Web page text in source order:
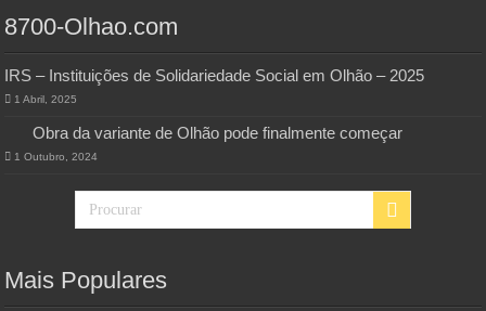
8700-Olhao.com
IRS – Instituições de Solidariedade Social em Olhão – 2025
1 Abril, 2025
Obra da variante de Olhão pode finalmente começar
1 Outubro, 2024
Mais Populares